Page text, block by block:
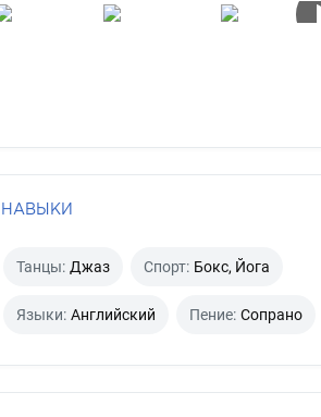
НАВЫКИ
Танцы: Джаз Спорт: Бокс, Йога
Языки: Английский Пение: Сопрано